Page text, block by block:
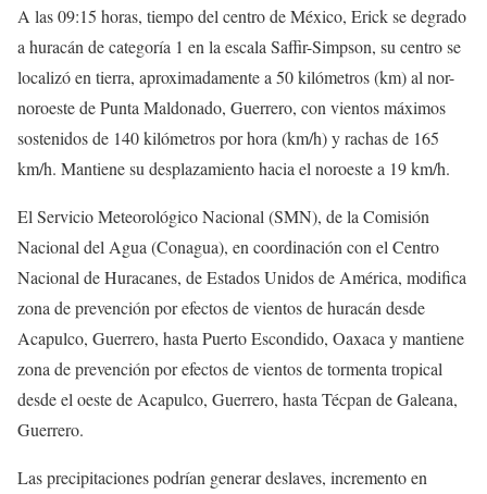
A las 09:15 horas, tiempo del centro de México, Erick se degrado
a huracán de categoría 1 en la escala Saffir-Simpson, su centro se
localizó en tierra, aproximadamente a 50 kilómetros (km) al nor-
noroeste de Punta Maldonado, Guerrero, con vientos máximos
sostenidos de 140 kilómetros por hora (km/h) y rachas de 165
km/h. Mantiene su desplazamiento hacia el noroeste a 19 km/h.
El Servicio Meteorológico Nacional (SMN), de la Comisión
Nacional del Agua (Conagua), en coordinación con el Centro
Nacional de Huracanes, de Estados Unidos de América, modifica
zona de prevención por efectos de vientos de huracán desde
Acapulco, Guerrero, hasta Puerto Escondido, Oaxaca y mantiene
zona de prevención por efectos de vientos de tormenta tropical
desde el oeste de Acapulco, Guerrero, hasta Técpan de Galeana,
Guerrero.
Las precipitaciones podrían generar deslaves, incremento en